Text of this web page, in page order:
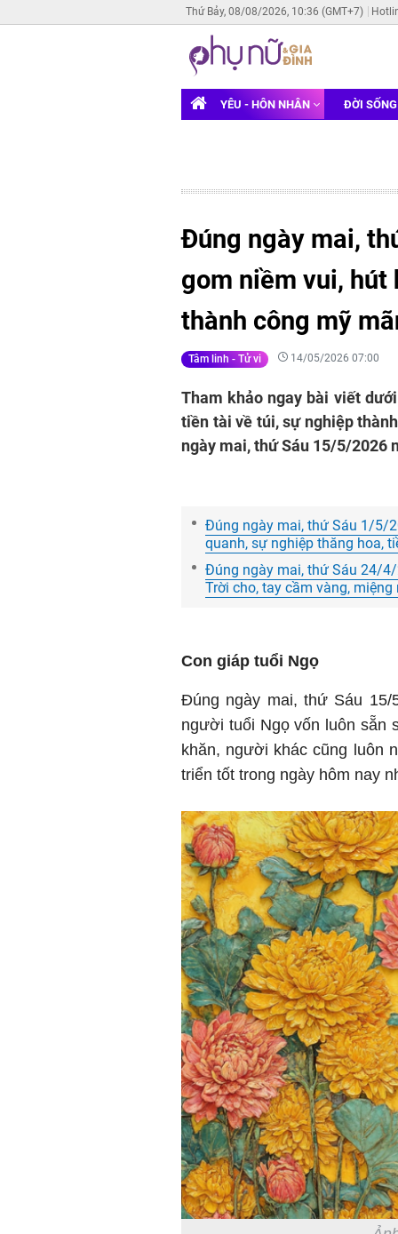
Thứ Bảy, 08/08/2026, 10:36 (GMT+7)
YÊU - HÔN NHÂN ĐỜI
Đúng ngày mai,
gom niềm vui,
thành công mỹ
Tâm linh - Tử vi 14/05/2026 07:00
Tham khảo ngay bài viết
tiền tài về túi, sự nghiệp
ngày mai, thứ Sáu 15/5/2026
Đúng ngày mai, thứ Sáu 1/5/
quanh, sự nghiệp thăng hoa,
Đúng ngày mai, thứ Sáu 24/
Trời cho, tay cầm vàng,
Con giáp tuổi Ngọ
Đúng ngày mai, thứ Sáu
người tuổi Ngọ vốn luôn sẵn
khăn, người khác cũng luôn
triển tốt trong ngày hôm nay